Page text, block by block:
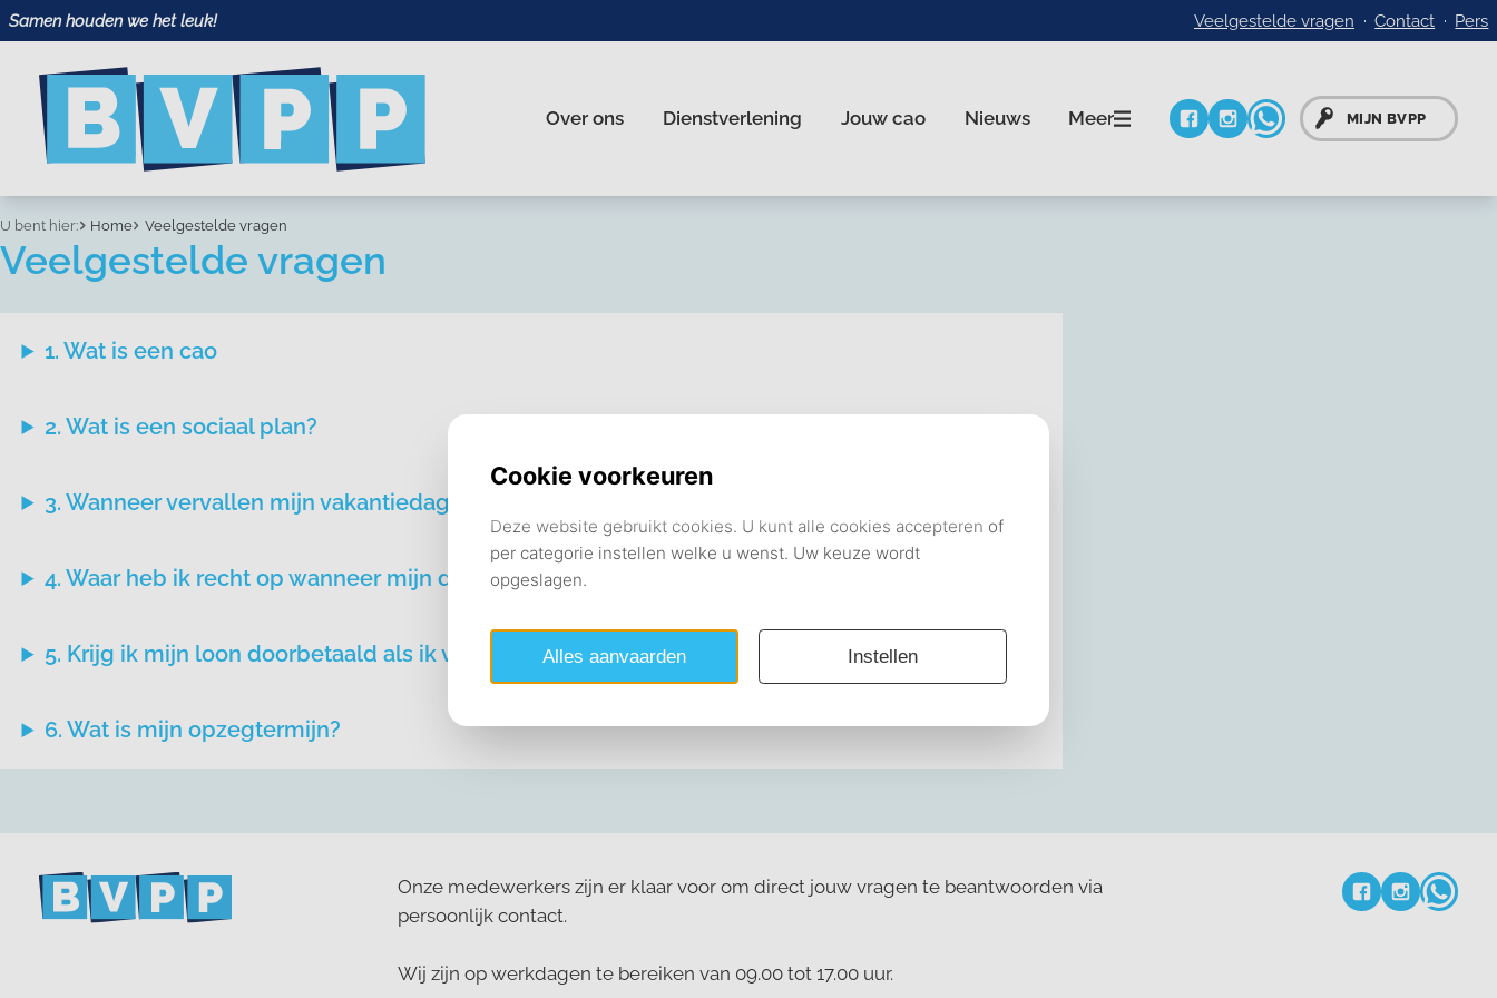
Samen houden we het leuk! Veelgestelde vragen Contact Pers
Over ons Dienstverlening Jouw cao Nieuws Meer MIJN BVPP
U bent hier: Home Veelgestelde vragen
Veelgestelde vragen
1. Wat is een cao
2. Wat is een sociaal plan?
3. Wanneer vervallen mijn vakantiedagen?
4. Waar heb ik recht op wanneer mijn dienstverband eindigt?
5. Krijg ik mijn loon doorbetaald als ik vanwege ziekte niet kan werken?
6. Wat is mijn opzegtermijn?
Onze medewerkers zijn er klaar voor om direct jouw vragen te beantwoorden via
persoonlijk contact.
Wij zijn op werkdagen te bereiken van 09.00 tot 17.00 uur.